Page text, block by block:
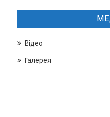
Відео
Галерея